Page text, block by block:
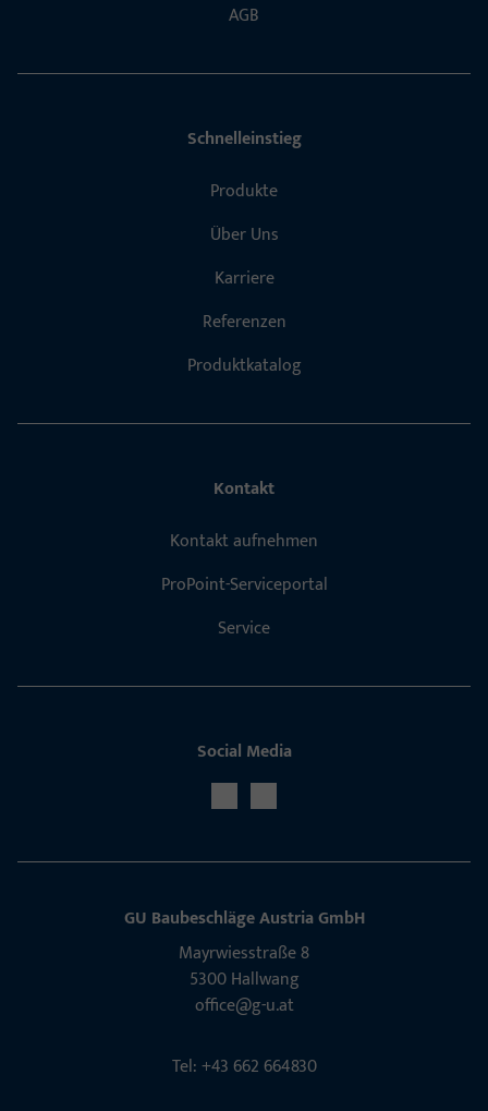
AGB
Schnelleinstieg
Produkte
Über Uns
Karriere
Referenzen
Produktkatalog
Kontakt
Kontakt aufnehmen
ProPoint-Serviceportal
Service
Social Media
GU Baubeschläge Aus­tria GmbH
Mayrwies­straße 8
5300 Hall­wang
office@g-u.at
Tel: +43 662 664830